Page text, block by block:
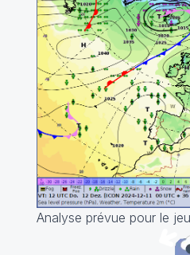
Analyse prévue pour le